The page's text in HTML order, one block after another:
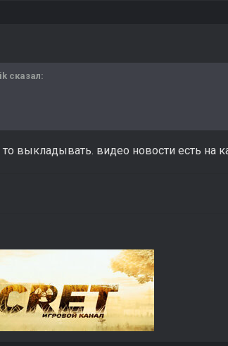
сказал:
выкладывать. видео новости есть на